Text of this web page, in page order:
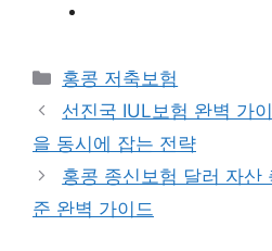
카
테
리
홍콩 저축보험
선진국 IUL보험 완벽 가
을 동시에 잡는 전략
홍콩 종신보험 달러 자산
준 완벽 가이드